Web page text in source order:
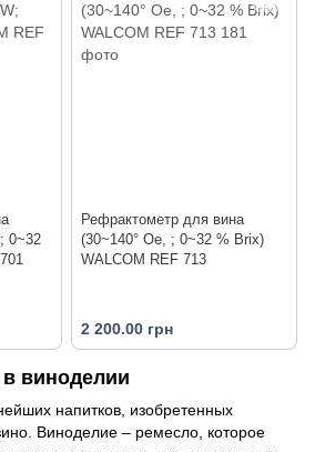
0~32
Рефрактометр для вина
(30~140° Oe, ; 0~32 % Brix)
WALCOM REF 713
2 200.00 грн
виноделии
напитков, изобретенных
Виноделие – ремесло, которое